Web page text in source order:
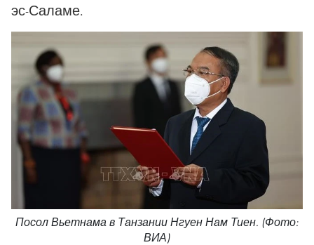
эс-Саламе.
Посол Вьетнама в Танзании Нгуен Нам Тиен. (Фото:
ВИА)